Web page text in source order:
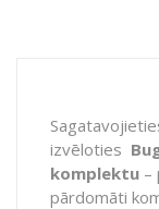
izvēloties
komplektu –
pārdomāti